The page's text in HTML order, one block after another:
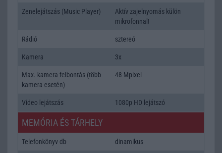
Zenelejátszás (Music Player)
Aktív zajelnyomás külön
mikrofonnal!
Rádió sztereó
Kamera 3x
Max. kamera felbontás (több
kamera esetén)
48 Mpixel
Video lejátszás 1080p HD lejátszó
MEMÓRIA ÉS TÁRHELY
Telefonkönyv db dinamikus